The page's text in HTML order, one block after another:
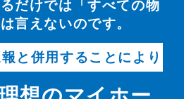
だけでは「すべての物
言えないのです。
と併用することにより